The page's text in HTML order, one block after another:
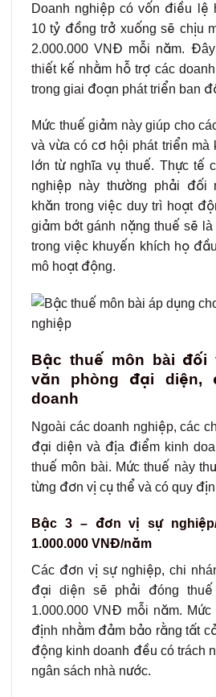
Doanh nghiệp có vốn điều lệ
10 tỷ đồng trở xuống sẽ chịu
2.000.000 VNĐ mỗi năm.
thiết kế nhằm hỗ trợ các
trong giai đoạn phát triển ban
Mức thuế giảm này giúp cho
và vừa có cơ hội phát triển mà
lớn từ nghĩa vụ thuế. Thực tế
nghiệp này thường phải đối
khăn trong việc duy trì hoạt
giảm bớt gánh nặng thuế sẽ
trong việc khuyến khích họ
mô hoạt động.
Bậc thuế môn bài đối
văn phòng đại diện,
doanh
Ngoài các doanh nghiệp, các
đại diện và địa điểm kinh
thuế môn bài. Mức thuế này
từng đơn vị cụ thể và có quy
Bậc 3 – đơn vị sự nghiệp/
1.000.000 VNĐ/năm
Các đơn vị sự nghiệp, chi
đại diện sẽ phải đóng
1.000.000 VNĐ mỗi năm.
định nhằm đảm bảo rằng tất
động kinh doanh đều có trách
ngân sách nhà nước.